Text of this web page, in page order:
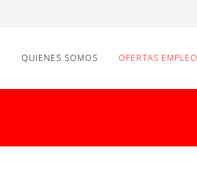
QUIENES SOMOS OFERTAS EMPLEO